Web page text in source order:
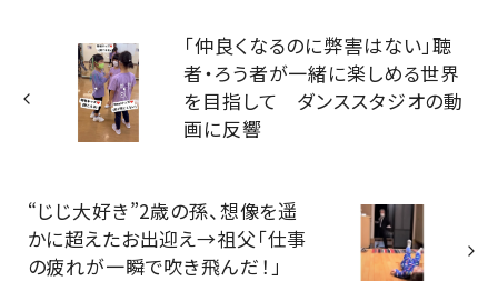
「仲良くなるのに弊害はない」聴
者・ろう者が一緒に楽しめる世界
を目指して ダンススタジオの動
画に反響
“じじ大好き”2歳の孫、想像を遥
かに超えたお出迎え→祖父「仕事
の疲れが一瞬で吹き飛んだ！」